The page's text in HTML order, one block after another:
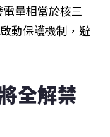
量相當於核三
動保護機制，避
全解禁